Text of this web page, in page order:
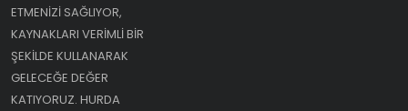
ETMENIZI SAĞLIYOR,
KAYNAKLARI VERIMLI BIR
ŞEKILDE KULLANARAK
GELECEĞE DEĞER
KATIYORUZ. HURDA